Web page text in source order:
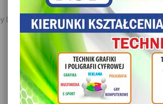
Daniel JabĹoĹski 2006-2021. All rights